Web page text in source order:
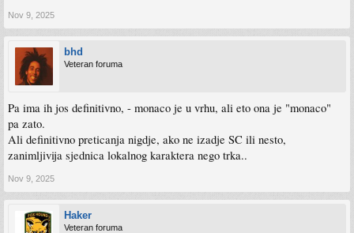
Nov 9, 2025
bhd
Veteran foruma
Pa ima ih jos definitivno, - monaco je u vrhu, ali eto ona je "monaco"
pa zato.
Ali definitivno preticanja nigdje, ako ne izadje SC ili nesto,
zanimljivija sjednica lokalnog karaktera nego trka..
Nov 9, 2025
Haker
Veteran foruma